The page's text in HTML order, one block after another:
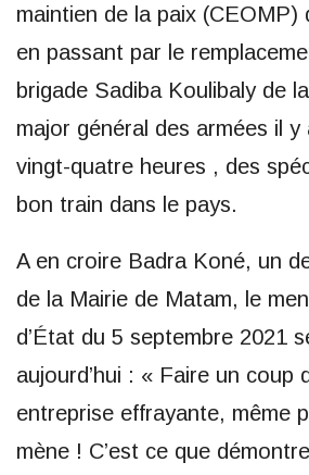
maintien de la paix (CEOMP)
en passant par le
brigade Sadiba Koulibaly de
major général des armées il y
vingt-quatre heures , des
bon train dans le pays.
A en croire Badra Koné, un
de la Mairie de Matam, le
d’État du 5 septembre 2021
aujourd’hui : « Faire un coup
entreprise effrayante, même
mène ! C’est ce que